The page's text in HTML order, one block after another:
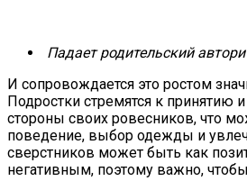
Падает родительский
И сопровождается это ростом
Подростки стремятся к принятию
стороны своих ровесников, что
поведение, выбор одежды и
сверстников может быть как
негативным, поэтому важно,